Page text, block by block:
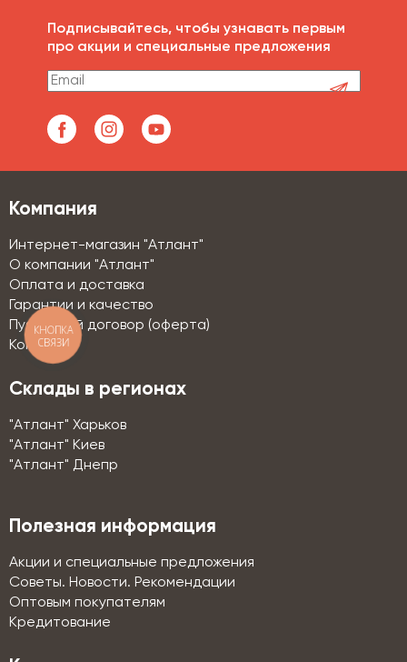
Подписывайтесь, чтобы узнавать первым
про акции и специальные предложения
Компания
Интернет-магазин "Атлант"
О компании "Атлант"
Оплата и доставка
Гарантии и качество
Публичный договор (оферта)
Контакты
Склады в регионах
"Атлант" Харьков
"Атлант" Киев
"Атлант" Днепр
Полезная информация
Акции и специальные предложения
Советы. Новости. Рекомендации
Оптовым покупателям
Кредитование
КНОПКА
СВЯЗИ